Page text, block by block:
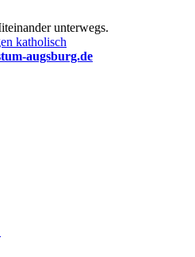
unterwegs.
augsburg.de